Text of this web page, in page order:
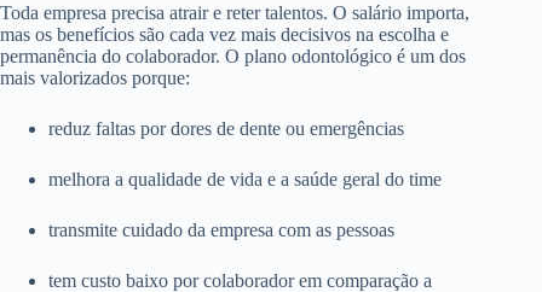
Toda empresa precisa atrair e reter talentos. O salário importa,
mas os benefícios são cada vez mais decisivos na escolha e
permanência do colaborador. O plano odontológico é um dos
mais valorizados porque:
reduz faltas por dores de dente ou emergências
melhora a qualidade de vida e a saúde geral do time
transmite cuidado da empresa com as pessoas
tem custo baixo por colaborador em comparação a